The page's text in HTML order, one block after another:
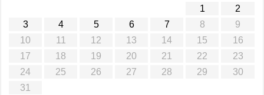
1
2
3
4 5 6 7 8
9
10
11 12 13 14 15
16
17
18 19 20 21 22
23
24
25 26 27 28 29
30
31